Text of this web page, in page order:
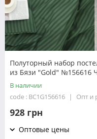
Полуторный набор
из Бязи "Gold" №156616
В наличии
code : BC1G156616
Опт и
928 грн
Оптовые цены